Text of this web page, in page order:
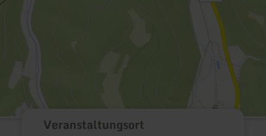
Veranstaltungsort